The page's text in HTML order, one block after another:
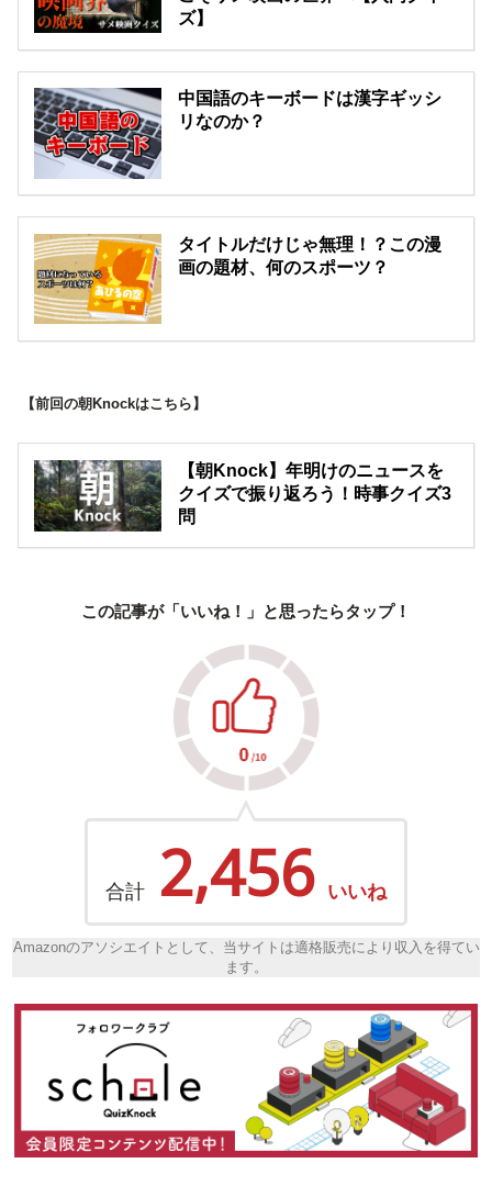
ズ】
中国語のキーボードは漢字ギッシ
リなのか？
タイトルだけじゃ無理！？この漫
画の題材、何のスポーツ？
【前回の朝Knockはこちら】
【朝Knock】年明けのニュースを
クイズで振り返ろう！時事クイズ3
問
この記事が「いいね！」と思ったらタップ！
合計 2,456 いいね
Amazonのアソシエイトとして、当サイトは適格販売により収入を得てい
ます。